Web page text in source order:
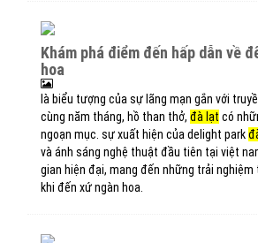
khám phá điểm đến hấp dẫn về đêm tại xứ ngàn
hoa
là biểu tượng của sự lãng mạn gắn với
cùng năm tháng, hồ than thở, đà lạt có
ngoạn mục. sự xuất hiện của delight park
và ánh sáng nghệ thuật đầu tiên tại việt
gian hiện đại, mang đến những trải nghiệm
khi đến xứ ngàn hoa.